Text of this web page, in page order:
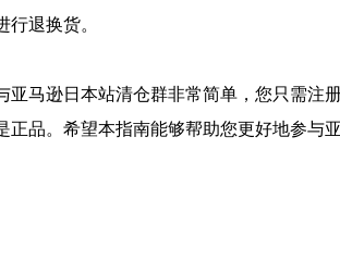
退换货。
马逊日本站清仓群非常简单，您只需
品。希望本指南能够帮助您更好地参与